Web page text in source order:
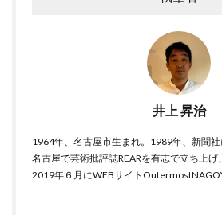
井上 昇治
1964年、名古屋市生まれ。1989年、新聞社
名古屋で芸術批評誌REARを有志で立ち上げ
2019年６月にWEBサイト